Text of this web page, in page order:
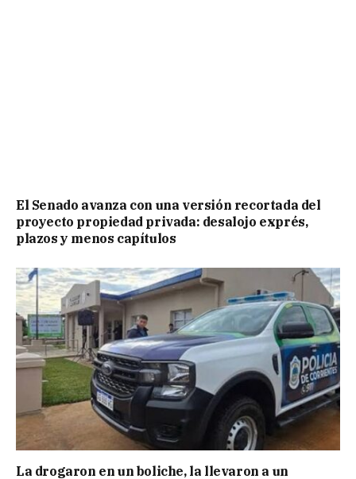
El Senado avanza con una versión recortada del
proyecto propiedad privada: desalojo exprés,
plazos y menos capítulos
La drogaron en un boliche, la llevaron a un